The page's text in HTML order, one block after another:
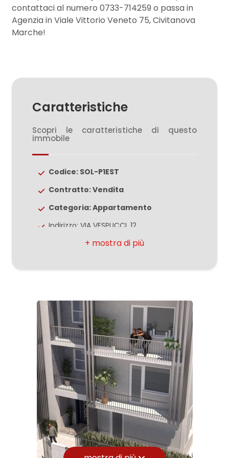
contattaci al numero 0733-714259 o passa in
Agenzia in Viale Vittorio Veneto 75, Civitanova
Marche!
Caratteristiche
Scopri le caratteristiche di questo
immobile
Codice: SOL-P1EST
Contratto: Vendita
Categoria: Appartamento
Indirizzo: VIA VESPUCCI, 12
CAP: 62018
Camere: 3
Bagni: 2
Locali: 4
Stato conservazione: Ristrutturato
Numero posti auto coperti: 1
Piano: 1
Piani totali: 4
Riscaldamento: Autonomo
2
opzioni
multiscelta
Balcone/Terrazzo
Ascensore
Arredato
Nuova costruzione
Lusso